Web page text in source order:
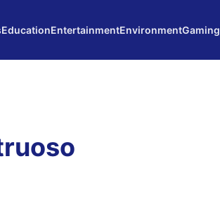
EducationEntertainmentEnvironmentGaming